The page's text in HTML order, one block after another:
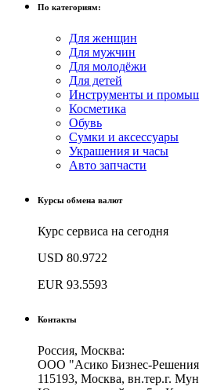
По категориям:
Для женщин
Для мужчин
Для молодёжи
Для детей
Инструменты и
Косметика
Обувь
Сумки и аксессуары
Украшения и часы
Авто запчасти
Курсы обмена валют
Курс сервиса на сегодня
USD 80.9722
EUR 93.5593
Контакты
Россия, Москва:
ООО "Асико Бизнес-
115193, Москва, вн.тер.г.